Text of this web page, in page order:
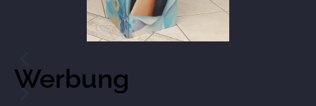
Werbung